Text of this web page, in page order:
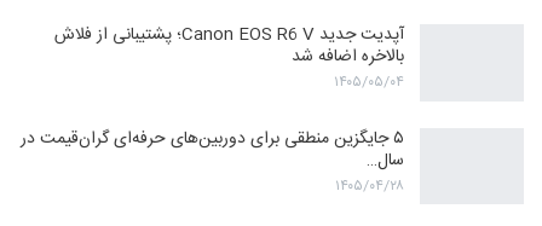
آپدیت جدید Canon EOS R6 V؛ پشتیبانی از فلاش
بالاخره اضافه شد
۱۴۰۵/۰۵/۰۴
۵ جایگزین منطقی برای دوربین‌های حرفه‌ای گران‌قیمت در
سال…
۱۴۰۵/۰۴/۲۸